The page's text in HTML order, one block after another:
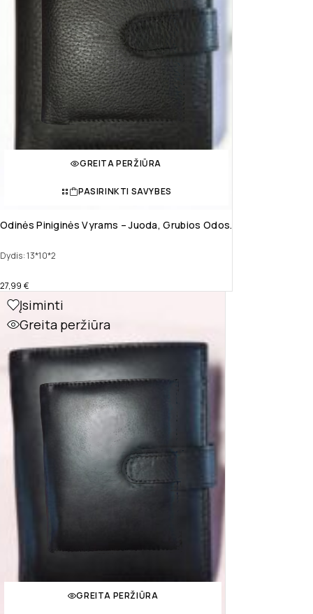
GREITA PERŽIŪRA
PASIRINKTI SAVYBES
Odinės Piniginės Vyrams – Juoda, Grubios Odos.
Dydis: 13*10*2
27,99 €
Įsiminti
Greita peržiūra
GREITA PERŽIŪRA